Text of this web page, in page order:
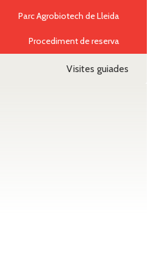
Parc Agrobiotech de Lleida
Procediment de reserva
Visites guiades